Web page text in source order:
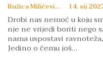
Ružica Miličević 14. sij
Drobi nas nemoć u koju
nje ne vrijedi boriti nego
nama uspostavi
Jedino o čemu još…